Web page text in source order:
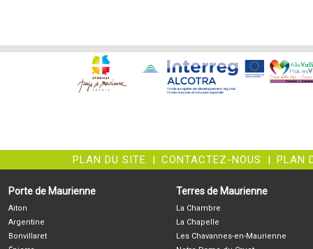
PLAN DU SITE | CONTACTEZ-NOUS | PLAN
Porte de Maurienne
Aiton
Argentine
Bonvillaret
Terres de Maurienne
La Chambre
La Chapelle
Les Chavannes-en-Maurienne